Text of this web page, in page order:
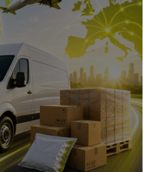
kg cm
cm cm